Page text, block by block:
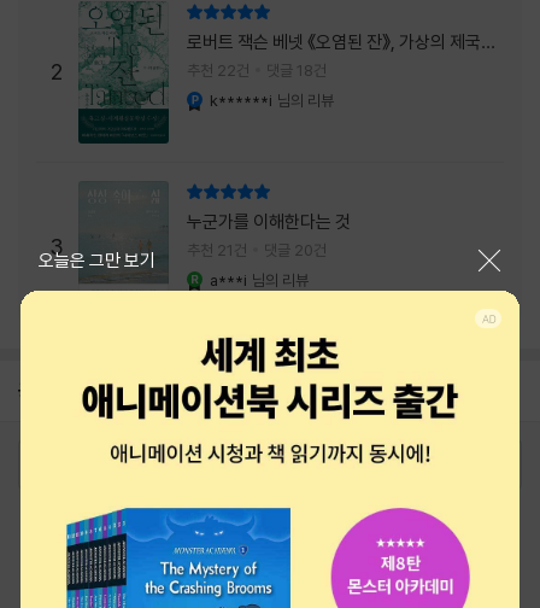
2
로버트 잭슨 베넷 《오염된 잔》, 가상의 제국이
주는 실감과 미스터리 사건의 치밀함이 이루어
내는 최상의 시너지...
추천 22건 댓글 18건
k******i 님의 리뷰
3
누군가를 이해한다는 것
추천 21건 댓글 20건
a***i 님의 리뷰
공지 26년 NBCI 수상 안내
2026-08-01
오늘은 그만 보기
로그인 최근 본 상품 주문/배송
고객센터 1544-3800 티켓 1544-6399
중고샵 1566-4295
eBook 1:1문의/채팅상담
예스이십사(주) 사업자 정보